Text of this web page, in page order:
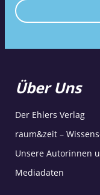
Über Uns
Der Ehlers Verlag
raum&zeit –
Unsere Autorinnen
Mediadaten